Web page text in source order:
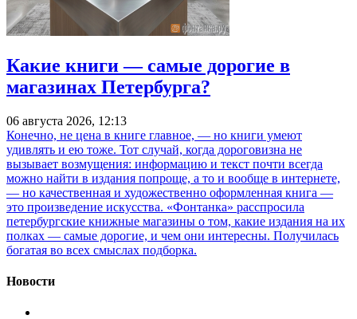
Какие книги — самые дорогие в
магазинах Петербурга?
06 августа 2026, 12:13
Конечно, не цена в книге главное, — но книги умеют
удивлять и ею тоже. Тот случай, когда дороговизна не
вызывает возмущения: информацию и текст почти всегда
можно найти в издания попроще, а то и вообще в интернете,
— но качественная и художественно оформленная книга —
это произведение искусства. «Фонтанка» расспросила
петербургские книжные магазины о том, какие издания на их
полках — самые дорогие, и чем они интересны. Получилась
богатая во всех смыслах подборка.
Новости